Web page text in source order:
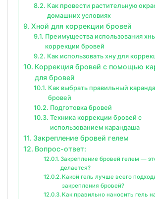
Как провести растительную
домашних условиях
Хной для коррекции бровей
Преимущества использования
коррекции бровей
Как использовать хну для
Коррекция бровей с помощью
для бровей
Как выбрать правильный
бровей
Подготовка бровей
Техника коррекции бровей с
использованием карандаша
Закрепление бровей гелем
Вопрос-ответ:
Закрепление бровей гелем —
делается?
Какой гель лучше всего
закрепления бровей?
Как правильно наносить гель